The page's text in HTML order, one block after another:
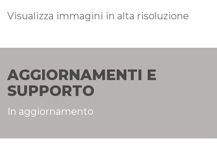
Visualizza immagini in alta risoluzione
AGGIORNAMENTI E
SUPPORTO
In aggiornamento